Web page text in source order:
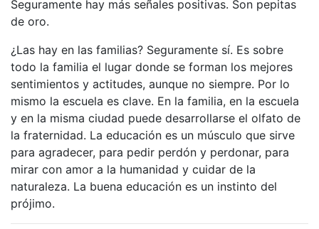
Seguramente hay más señales positivas. Son pepitas
de oro.
¿Las hay en las familias? Seguramente sí. Es sobre
todo la familia el lugar donde se forman los mejores
sentimientos y actitudes, aunque no siempre. Por lo
mismo la escuela es clave. En la familia, en la escuela
y en la misma ciudad puede desarrollarse el olfato de
la fraternidad. La educación es un músculo que sirve
para agradecer, para pedir perdón y perdonar, para
mirar con amor a la humanidad y cuidar de la
naturaleza. La buena educación es un instinto del
prójimo.